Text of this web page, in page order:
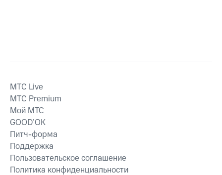
MTС Live
MTС Premium
Мой МТС
GOOD’OK
Питч-форма
Поддержка
Пользовательское соглашение
Политика конфиденциальности